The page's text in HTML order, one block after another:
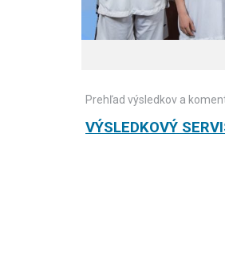
Prehľad výsledkov a
VÝSLEDKOVÝ